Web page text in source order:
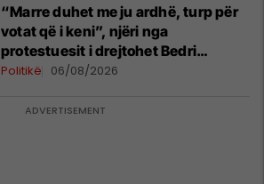
“Marre duhet me ju ardhë, turp për
votat që i keni”, njëri nga
protestuesit i drejtohet Bedri
Hamzës
Politikë 06/08/2026